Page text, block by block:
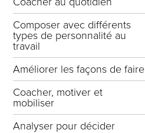
Composer avec différents
types de personnalité au
travail
Améliorer les façons de faire
Coacher, motiver et
mobiliser
Analyser pour décider